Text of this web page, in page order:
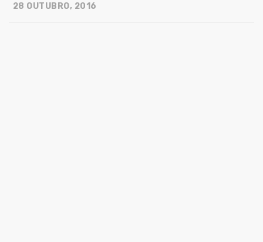
28 OUTUBRO, 2016